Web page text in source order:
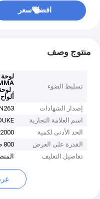
افضل سعر
منتوج وصف
تسليط الضوء
,
إصدار الشهادات
اسم العلامة التجارية
الحد الأدنى لكمية
2000 كجم/الطلب
القدرة على العرض
800 طن / شهر
تفاصيل التغليف